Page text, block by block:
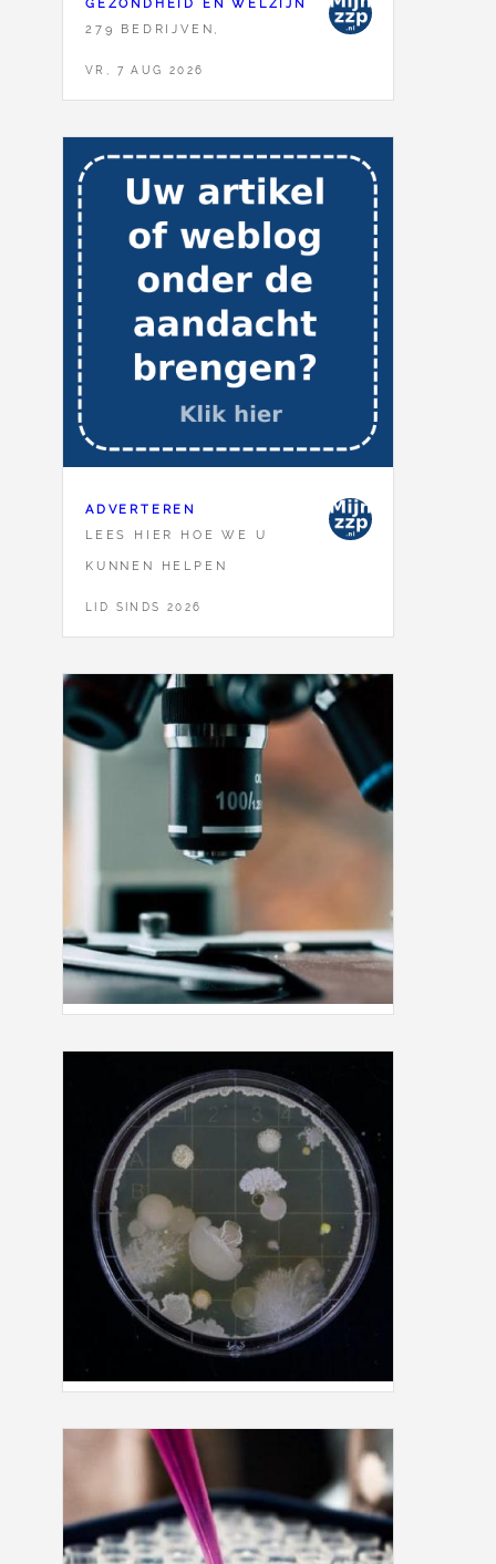
279 BEDRIJVEN,
VR, 7 AUG 2026
ADVERTEREN
LEES HIER HOE WE U
KUNNEN HELPEN
LID SINDS 2026